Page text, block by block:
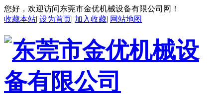
您好，欢迎访问东莞市金优机械设备有限公司网！
收藏本站| 设为首页| 加入收藏| 网站地图